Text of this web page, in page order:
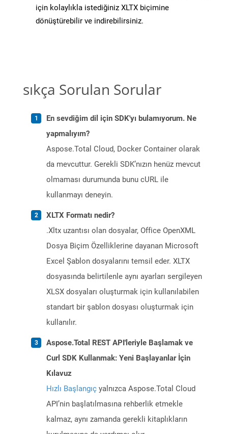
için kolaylıkla istediğiniz XLTX biçimine
dönüştürebilir ve indirebilirsiniz.
sıkça Sorulan Sorular
En sevdiğim dil için SDK'yı bulamıyorum. Ne
yapmalıyım?
Aspose.Total Cloud, Docker Container olarak
da mevcuttur. Gerekli SDK’nızın henüz mevcut
olmaması durumunda bunu cURL ile
kullanmayı deneyin.
XLTX Formatı nedir?
.Xltx uzantısı olan dosyalar, Office OpenXML
Dosya Biçim Özelliklerine dayanan Microsoft
Excel Şablon dosyalarını temsil eder. XLTX
dosyasında belirtilenle aynı ayarları sergileyen
XLSX dosyaları oluşturmak için kullanılabilen
standart bir şablon dosyası oluşturmak için
kullanılır.
Aspose.Total REST API'leriyle Başlamak ve
Curl SDK Kullanmak: Yeni Başlayanlar İçin
Kılavuz
Hızlı Başlangıç yalnızca Aspose.Total Cloud
API’nin başlatılmasına rehberlik etmekle
kalmaz, aynı zamanda gerekli kitaplıkların